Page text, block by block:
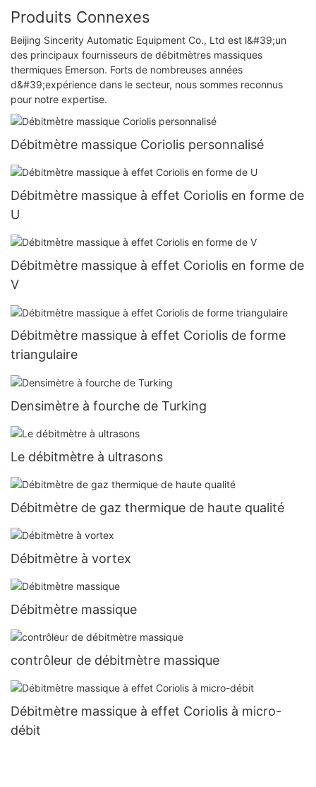
Produits Connexes
Beijing Sincerity Automatic Equipment Co., Ltd est l&#39;un
des principaux fournisseurs de débitmètres massiques
thermiques Emerson. Forts de nombreuses années
d&#39;expérience dans le secteur, nous sommes reconnus
pour notre expertise.
Débitmètre massique Coriolis personnalisé
Débitmètre massique à effet Coriolis en forme de
U
Débitmètre massique à effet Coriolis en forme de
V
Débitmètre massique à effet Coriolis de forme
triangulaire
Densimètre à fourche de Turking
Le débitmètre à ultrasons
Débitmètre de gaz thermique de haute qualité
Débitmètre à vortex
Débitmètre massique
contrôleur de débitmètre massique
Débitmètre massique à effet Coriolis à micro-
débit